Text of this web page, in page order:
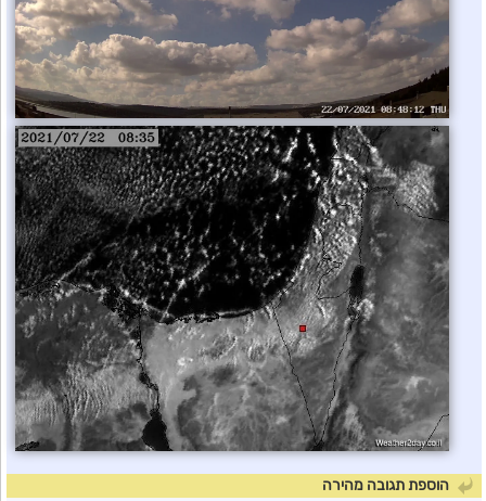
הוספת תגובה מהירה